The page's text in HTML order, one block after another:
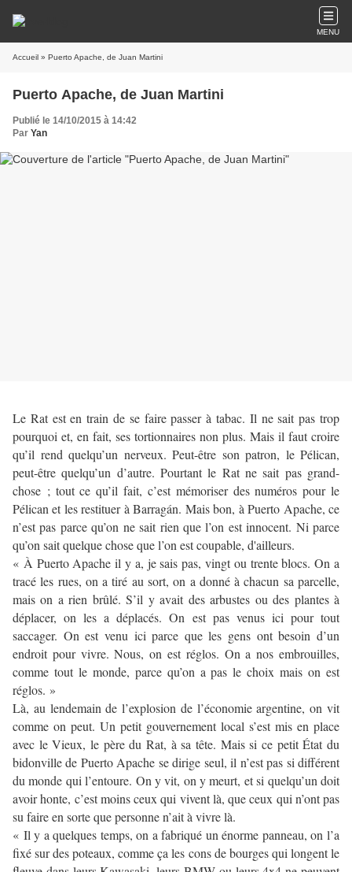
MENU
Accueil » Puerto Apache, de Juan Martini
Puerto Apache, de Juan Martini
Publié le 14/10/2015 à 14:42
Par Yan
Le Rat est en train de se faire passer à tabac. Il ne sait pas trop
pourquoi et, en fait, ses tortionnaires non plus. Mais il faut croire
qu’il rend quelqu’un nerveux. Peut-être son patron, le Pélican,
peut-être quelqu’un d’autre. Pourtant le Rat ne sait pas grand-
chose ; tout ce qu’il fait, c’est mémoriser des numéros pour le
Pélican et les restituer à Barragán. Mais bon, à Puerto Apache, ce
n’est pas parce qu’on ne sait rien que l’on est innocent. Ni parce
qu’on sait quelque chose que l’on est coupable, d'ailleurs.
« À Puerto Apache il y a, je sais pas, vingt ou trente blocs. On a
tracé les rues, on a tiré au sort, on a donné à chacun sa parcelle,
mais on a rien brûlé. S’il y avait des arbustes ou des plantes à
déplacer, on les a déplacés. On est pas venus ici pour tout
saccager. On est venu ici parce que les gens ont besoin d’un
endroit pour vivre. Nous, on est réglos. On a nos embrouilles,
comme tout le monde, parce qu’on a pas le choix mais on est
réglos. »
Là, au lendemain de l’explosion de l’économie argentine, on vit
comme on peut. Un petit gouvernement local s’est mis en place
avec le Vieux, le père du Rat, à sa tête. Mais si ce petit État du
bidonville de Puerto Apache se dirige seul, il n’est pas si différent
du monde qui l’entoure. On y vit, on y meurt, et si quelqu’un doit
avoir honte, c’est moins ceux qui vivent là, que ceux qui n’ont pas
su faire en sorte que personne n’ait à vivre là.
« Il y a quelques temps, on a fabriqué un énorme panneau, on l’a
fixé sur des poteaux, comme ça les cons de bourges qui longent le